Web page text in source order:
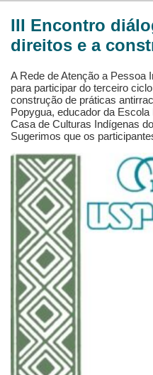
III Encontro
direitos e a
A Rede de Atenção a Pessoa
para participar do terceiro
construção de práticas
Popygua, educador da
Casa de Culturas Indígenas
Sugerimos que os